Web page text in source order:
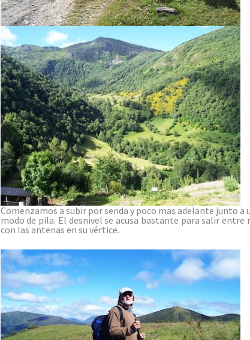
Comenzamos a subir por senda y poco mas adelante junto
modo de pila. El desnivel se acusa bastante para salir entre
con las antenas en su vértice.